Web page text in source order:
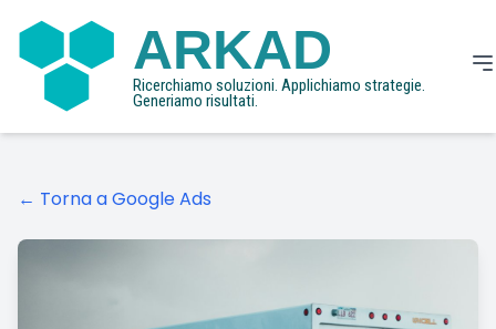
ARKAD
Ricerchiamo soluzioni. Applichiamo strategie.
Generiamo risultati.
← Torna a Google Ads